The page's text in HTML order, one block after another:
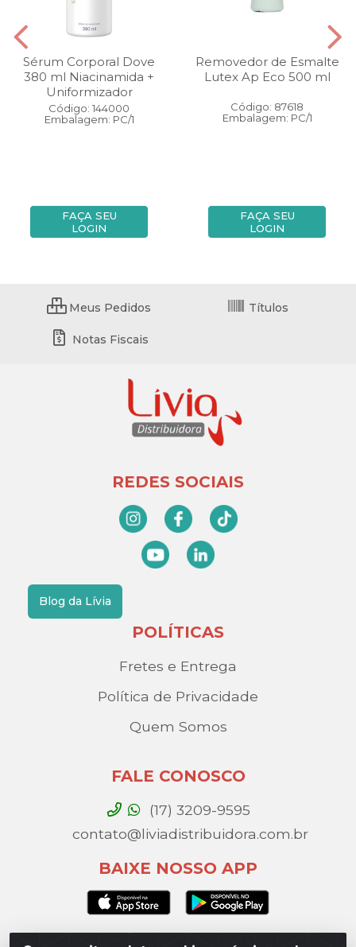
Sérum Corporal Dove
380 ml Niacinamida +
Uniformizador
Código: 144000
Embalagem: PC/1
FAÇA SEU
LOGIN
Removedor de Esmalte
Lutex Ap Eco 500 ml
Código: 87618
Embalagem: PC/1
FAÇA SEU
LOGIN
Meus Pedidos Títulos
Notas Fiscais
REDES SOCIAIS
Blog da Lívia
POLÍTICAS
Fretes e Entrega
Política de Privacidade
Quem Somos
FALE CONOSCO
(17) 3209-9595
contato@liviadistribuidora.com.br
BAIXE NOSSO APP